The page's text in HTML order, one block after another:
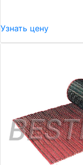
Узнать цену